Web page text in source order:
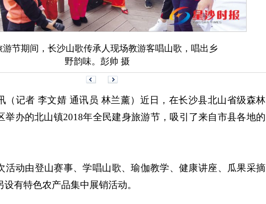
期间，长沙山歌传承人现场教游客唱山歌，唱出乡
野韵味。彭帅 摄
记者 李文婧 通讯员 林兰薰）近日，在长沙县北山省级森林
举办的北山镇2018年全民建身旅游节，吸引了来自市县各地的
动由登山赛事、学唱山歌、瑜伽教学、健康讲座、瓜果采摘
有特色农产品集中展销活动。